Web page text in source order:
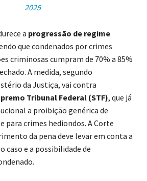
2025
a progressão de regime
que condenados por crimes
criminosas cumpram de 70% a 85%
A medida, segundo
da Justiça, vai contra
Tribunal Federal (STF), que já
a proibição genérica de
para crimes hediondos. A Corte
da pena deve levar em conta a
caso e a possibilidade de